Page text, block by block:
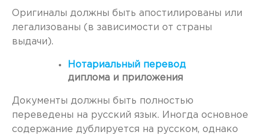
Оригиналы должны быть апостилированы или
легализованы (в зависимости от страны
выдачи).
Нотариальный перевод
диплома и приложения
Документы должны быть полностью
переведены на русский язык. Иногда основное
содержание дублируется на русском, однако